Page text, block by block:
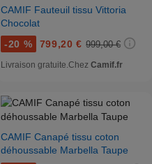
CAMIF Fauteuil tissu Vittoria
Chocolat
-20 % 799,20 € 999,00 €
Livraison gratuite. Chez Camif.fr
CAMIF Canapé tissu coton
déhoussable Marbella Taupe